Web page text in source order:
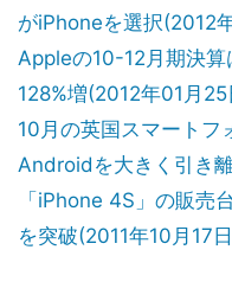
がiPhoneを選択(2012
Appleの10-12月期決
128%増(2012年01月25
10月の英国スマートフ
Androidを大きく引き
「iPhone 4S」の販売
を突破(2011年10月17